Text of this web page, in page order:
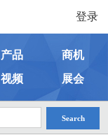
登录
产品
商机
视频 展会
Search